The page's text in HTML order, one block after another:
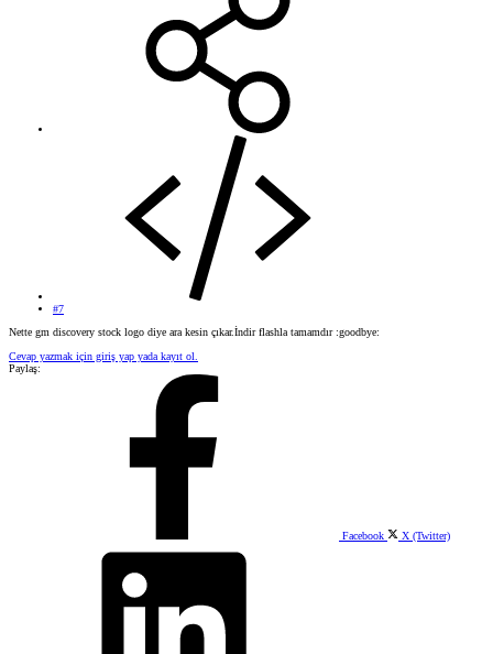
#7
Nette gm discovery stock logo diye ara kesin çıkar.İndir flashla tamamdır :goodbye:
Cevap yazmak için giriş yap yada kayıt ol.
Paylaş:
Facebook X (Twitter)